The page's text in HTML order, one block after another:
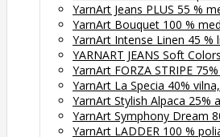
YarnArt Jeans PLUS 55 %
YarnArt Bouquet 100 %
YarnArt Intense Linen 45 %
YARNART JEANS Soft
YarnArt FORZA STRIPE
YarnArt La Specia 40%
YarnArt Stylish Alpaca 25%
YarnArt Symphony Dream
YarnArt LADDER 100 %